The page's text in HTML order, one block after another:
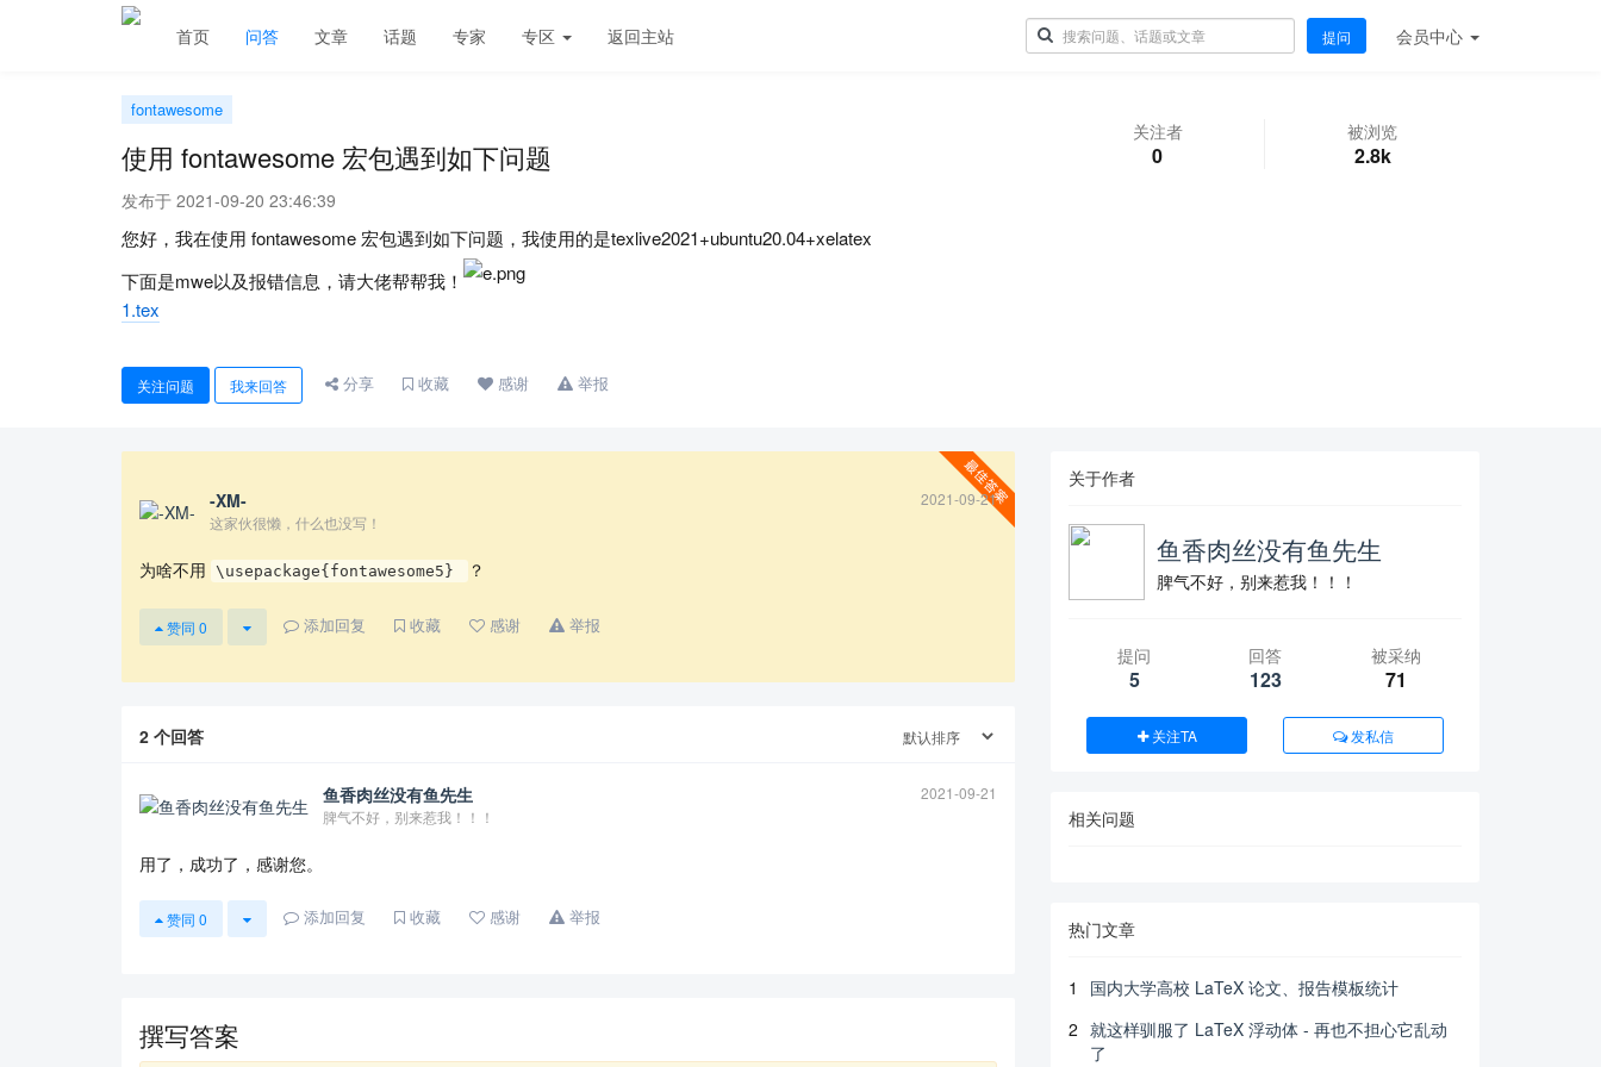
首页 问答 文章 话题 专家 专区 返回主站 提问 会员中心
fontawesome
使用 fontawesome 宏包遇到如下问题
发布于 2021-09-20 23:46:39
您好，我在使用 fontawesome 宏包遇到如下问题，我使用的是texlive2021+ubuntu20.04+xelatex
下面是mwe以及报错信息，请大佬帮帮我！
1.tex
关注者
0
被浏览
2.8k
关注问题 我来回答 分享 收藏 感谢 举报
-XM-
2021-09-21
这家伙很懒，什么也没写！
为啥不用 \usepackage{fontawesome5} ？
赞同 0 添加回复 收藏 感谢 举报
2 个回答
鱼香肉丝没有鱼先生
2021-09-21
脾气不好，别来惹我！！！
用了，成功了，感谢您。
赞同 0 添加回复 收藏 感谢 举报
撰写答案
关于作者
鱼香肉丝没有鱼先生
脾气不好，别来惹我！！！
提问
5
回答
123
被采纳
71
关注TA 发私信
相关问题
热门文章
1
国内大学高校 LaTeX 论文、报告模板统计
2 就这样驯服了 LaTeX 浮动体 - 再也不担心它乱动
了